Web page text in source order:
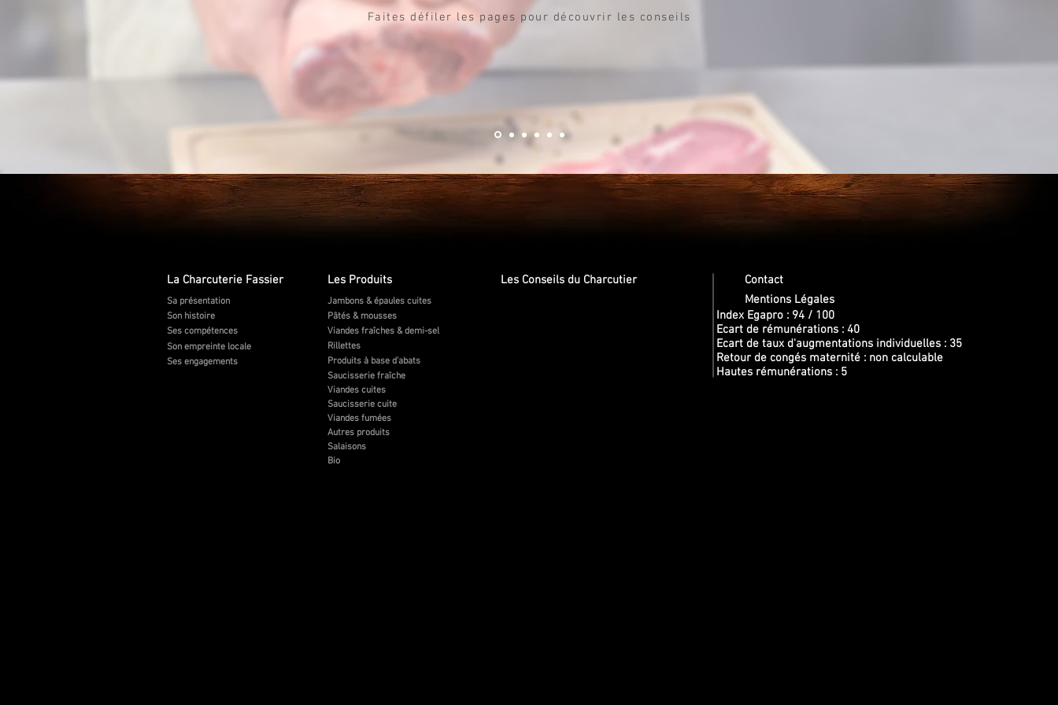
Faites défiler les pages pour découvrir les conseils
La Charcuterie Fassier
Sa présentation
Son histoire
Ses compétences
Son empreinte locale
Ses engagements
Les Produits
Jambons & épaules cuites
Pâtés & mousses
Viandes fraîches & demi-sel
Rillettes
Produits à base d'abats
Saucisserie fraîche
Viandes cuites
Les Conseils du Charcutier
Contact
Mentions Légales
Index Egapro : 94 / 100
Ecart de rémunérations : 40
Ecart de taux d'augmentations individuelles : 35
Retour de congés maternité : non calculable
Hautes rémunérations : 5
Saucisserie cuite
Viandes fumées
Autres produits
Salaisons
Bio